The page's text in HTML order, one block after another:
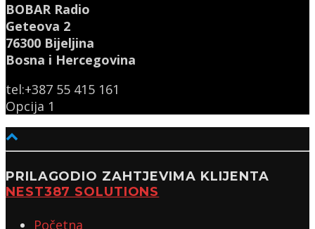
BOBAR Radio
Geteova 2
76300 Bijeljina
Bosna i Hercegovina
tel:+387 55 415 161
Opcija 1
PRILAGODIO ZAHTJEVIMA KLIJENTA
NEST387 SOLUTIONS
Početna